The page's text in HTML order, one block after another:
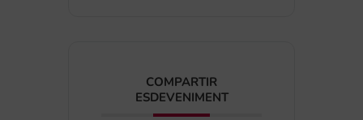
COMPARTIR
ESDEVENIMENT